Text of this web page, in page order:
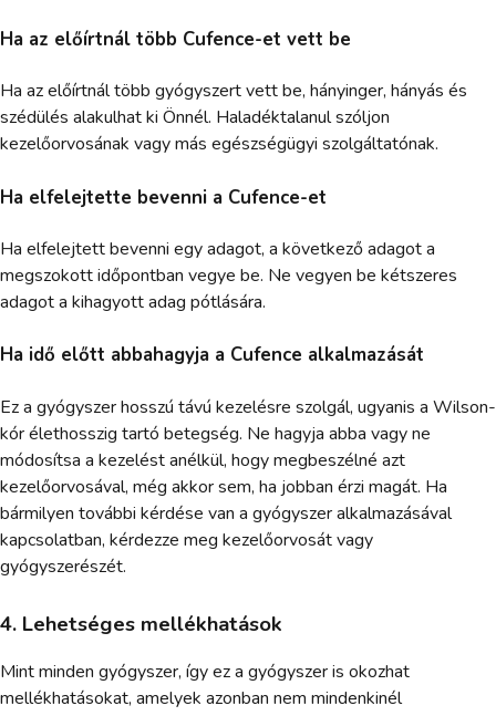
Ha az előírtnál több Cufence-et vett be
Ha az előírtnál több gyógyszert vett be, hányinger, hányás és
szédülés alakulhat ki Önnél. Haladéktalanul szóljon
kezelőorvosának vagy más egészségügyi szolgáltatónak.
Ha elfelejtette bevenni a Cufence-et
Ha elfelejtett bevenni egy adagot, a következő adagot a
megszokott időpontban vegye be. Ne vegyen be kétszeres
adagot a kihagyott adag pótlására.
Ha idő előtt abbahagyja a Cufence alkalmazását
Ez a gyógyszer hosszú távú kezelésre szolgál, ugyanis a Wilson-
kór élethosszig tartó betegség. Ne hagyja abba vagy ne
módosítsa a kezelést anélkül, hogy megbeszélné azt
kezelőorvosával, még akkor sem, ha jobban érzi magát. Ha
bármilyen további kérdése van a gyógyszer alkalmazásával
kapcsolatban, kérdezze meg kezelőorvosát vagy
gyógyszerészét.
4. Lehetséges mellékhatások
Mint minden gyógyszer, így ez a gyógyszer is okozhat
mellékhatásokat, amelyek azonban nem mindenkinél